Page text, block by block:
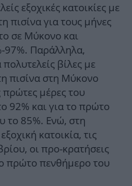
εξοχικές κατοικίες με
πισίνα για τους μήνες
σε Μύκονο και
97%. Παράλληλα,
βίλες με
πισίνα στη Μύκονο
πρώτες μέρες του
92% και για το πρώτο
το 85%. Ενώ, στη
κατοικία, τις
οι προ-κρατήσεις
πρώτο πενθήμερο του